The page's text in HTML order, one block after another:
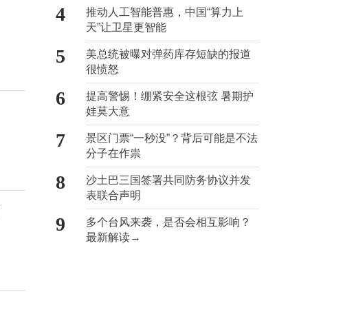
4
推动人工智能普惠，中国“算力上
天”让卫星更智能
5
美总统被曝对弹药库存短缺的报道
很愤怒
6
提高警惕！绷紧安全这根弦 暑期护
娃莫大意
7
景区门票“一秒没”？背后可能是不法
分子在作祟
8
沙土巴三国签署共同防务协议并发
表联合声明
9
多个台风来袭，是否会相互影响？
最新解读→